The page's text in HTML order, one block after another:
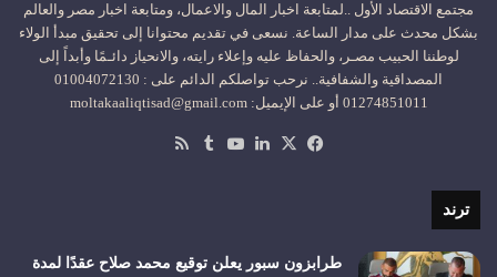
مجتمع الاقتصاد الأول ..لمتابعة اخبار المال والاعمال، ومتابعة اخبار مصر والعالم
بشكل محدث على مدار الساعة. نسعى في تقديم محتوانا إلى تحقيق مبدأ الولاء
لوطننا الحبيب مصـر، والحفاظ عليه وإعلاء رايته، والانحياز دائـمًا وأبداً إلى
المصداقية والشفافية.. نرحب تواصلكم الدائم على : 01004072130
01274851011 أو على الإيميل: moltakaaliqtisad@gmail.com
فيسبوك
‫X لينكدإن‫YouTube
ترند
طرابزون سبور يعلن توقيع محمد صلاح عقدًا لمدة